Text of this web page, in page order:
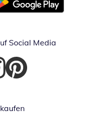
in neuem Fenster
Social Media
Fenster
in neuem Fenster
Öffnet in neuem Fenster